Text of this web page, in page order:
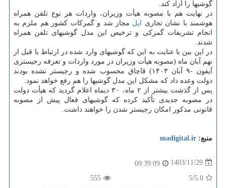
گوشیها را آزاد کند.
در نهایت هم با مصوبه هیأت وزیران، واردات هر نوع تلفن همراه
هوشمند با نشان تجاری
اپل مجاز شد و گمرکات کشور هم ملزم به
انجام تشریفات گمرکی و ترخیص این مدل گوشیهای تلفن همراه
شدند.
در این بین با عنایت به این که گوشیهای وارد شده در ارتباط با قبل از
نهم آبان ماه (مصوبه هیأت وزیران در مورد واردات و تعرفه رجیستری
آیفون -۹ آبان ۱۴۰۳) قاچاق محسوب شده و رجیستر نشده بودند
دولت وعده داد که مشکل این مدل گوشیها را هم رفع خواهد نمود.
پس از گذشت بیشتر از ۲ ماه، ۳۰ دیماه اعلام گردید که هیأت دولت
در مصوبه جدیدی تأکید کرده که گوشیهای فعال پیش از مصوبه
قانونی مذکور امکان رجیستر شدن را خواهند داشت.
منبع: madigital.ir
1403/11/29
09:39:09
5.0
/5
555